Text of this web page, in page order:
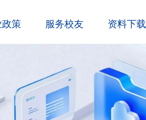
政策 服务校友 资料下载